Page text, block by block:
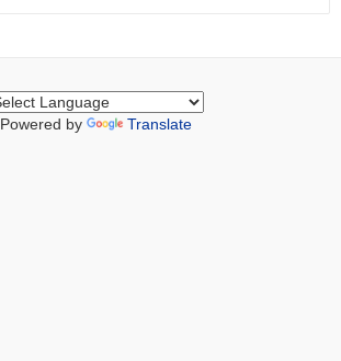
Powered by Translate